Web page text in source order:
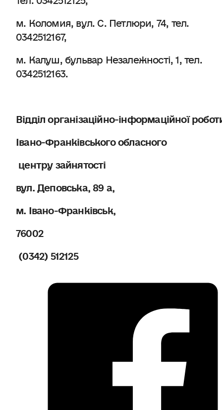
м. Коломия, вул. С. Петлюри, 74, тел.
0342512167,
м. Калуш, бульвар Незалежності, 1, тел.
0342512163.
Відділ організаційно-інформаційної
Івано-Франківського обласного
центру зайнятості
вул. Деповська, 89 а,
м. Івано-Франківськ,
76002
(0342) 512125